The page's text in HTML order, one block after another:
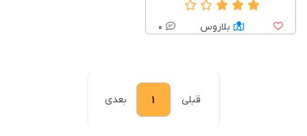
بلاروس 0
قبلی 1 بعدی